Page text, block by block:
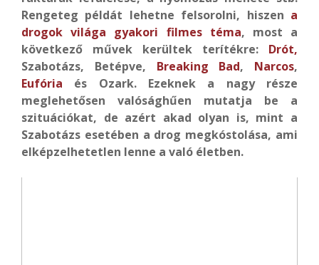
Rengeteg példát lehetne felsorolni, hiszen a
drogok világa gyakori filmes téma, most a
következő művek kerültek terítékre: Drót,
Szabotázs, Betépve, Breaking Bad, Narcos,
Eufória és Ozark. Ezeknek a nagy része
meglehetősen valósághűen mutatja be a
szituációkat, de azért akad olyan is, mint a
Szabotázs esetében a drog megkóstolása, ami
elképzelhetetlen lenne a való életben.